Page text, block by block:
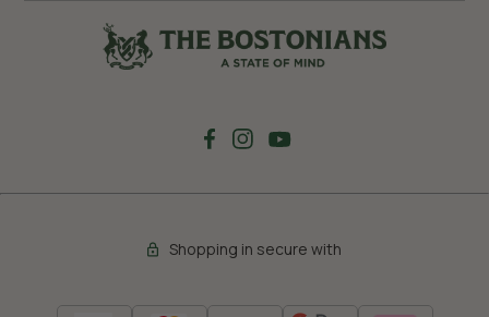
Shopping in secure with